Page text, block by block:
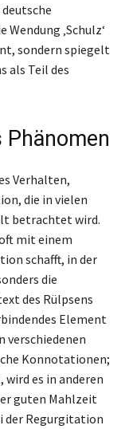
‚Schulz‘
sondern spiegelt
als Teil des
Phänomen
Verhalten,
die in vielen
betrachtet wird.
mit einem
schafft, in der
die
des Rülpsens
Element
verschiedenen
Konnotationen;
es in anderen
guten Mahlzeit
der Regurgitation